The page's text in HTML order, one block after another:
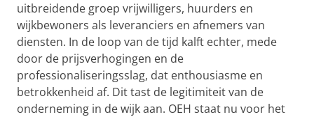
uitbreidende groep vrijwilligers, huurders en
wijkbewoners als leveranciers en afnemers van
diensten. In de loop van de tijd kalft echter, mede
door de prijsverhogingen en de
professionaliseringsslag, dat enthousiasme en
betrokkenheid af. Dit tast de legitimiteit van de
onderneming in de wijk aan. OEH staat nu voor het